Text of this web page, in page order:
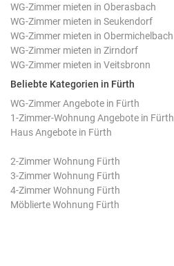
WG-Zimmer mieten in Oberasbach
WG-Zimmer mieten in Seukendorf
WG-Zimmer mieten in Obermichelbach
WG-Zimmer mieten in Zirndorf
WG-Zimmer mieten in Veitsbronn
Beliebte Kategorien in Fürth
WG-Zimmer Angebote in Fürth
1-Zimmer-Wohnung Angebote in Fürth
Haus Angebote in Fürth
2-Zimmer Wohnung Fürth
3-Zimmer Wohnung Fürth
4-Zimmer Wohnung Fürth
Möblierte Wohnung Fürth